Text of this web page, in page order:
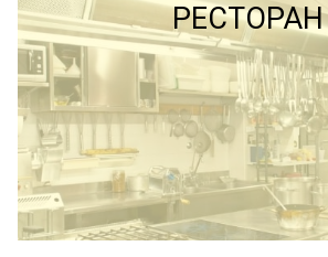
ПОДРОБНЕЕ
РЕСТОРАН